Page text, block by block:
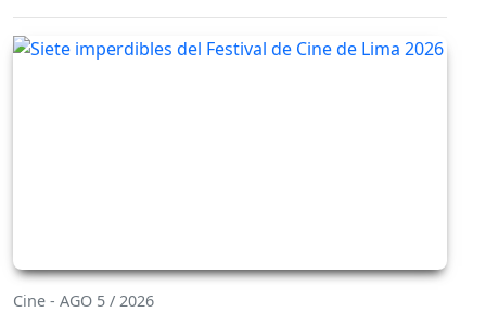
Cine - AGO 5 / 2026